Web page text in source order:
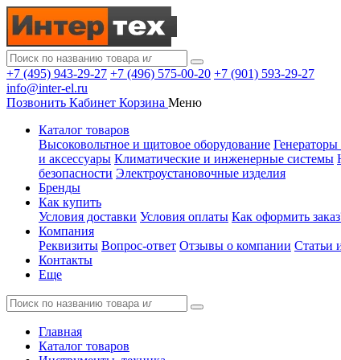
+7 (495) 943-29-27 +7 (496) 575-00-20 +7 (901) 593-29-27
info@inter-el.ru
Позвонить Кабинет Корзина Меню
Каталог товаров
Высоковольтное и щитовое оборудование
и аксессуары Климатические и инженерные системы
безопасности Электроустановочные изделия
Бренды
Как купить
Условия доставки Условия оплаты Как оформить
Компания
Реквизиты Вопрос-ответ Отзывы о компании Статьи
Контакты
Еще
Главная
Каталог товаров